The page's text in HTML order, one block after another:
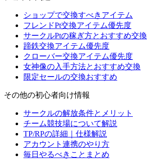
ショップで交換すべきアイテム
フレンドPt交換アイテム優先度
サークルPtの稼ぎ方とおすすめ交換
蹄鉄交換アイテム優先度
クローバー交換アイテム優先度
女神像の入手方法とおすすめ交換
限定セールの交換おすすめ
その他の初心者向け情報
サークルの解放条件とメリット
チーム競技場について解説
TP/RPの詳細｜仕様解説
アカウント連携のやり方
毎日やるべきことまとめ